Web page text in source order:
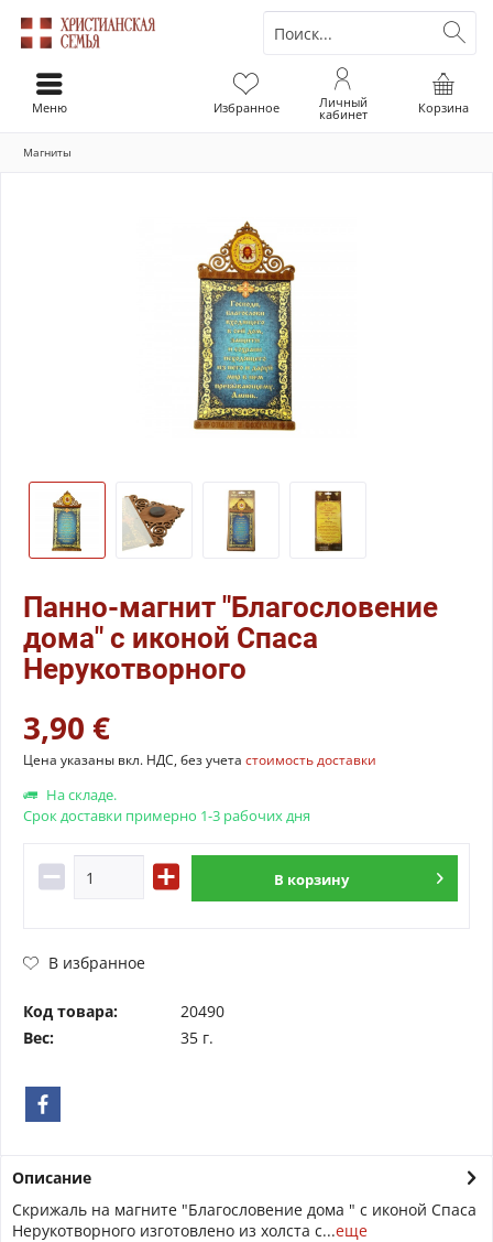
Корзина
Избранное Личный
кабинет
Меню
Магниты
Панно-магнит "Благословение
дома" с иконой Спаса
Нерукотворного
3,90 €
Цена указаны вкл. НДС, без учета стоимость доставки
На складе.
Срок доставки примерно 1-3 рабочих дня
В корзину
В избранное
Код товара:
20490
Вес:
35 г.
Описание
Скрижаль на магните "Благословение дома " с иконой Спаса
Нерукотворного изготовлено из холста с...еще